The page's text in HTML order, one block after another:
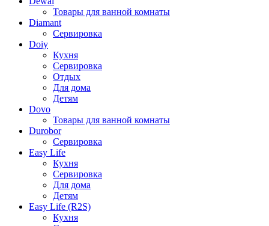
Товары для ванной комнаты
Diamant
Сервировка
Doiy
Кухня
Сервировка
Отдых
Для дома
Детям
Dovo
Товары для ванной комнаты
Durobor
Сервировка
Easy Life
Кухня
Сервировка
Для дома
Детям
Easy Life (R2S)
Кухня